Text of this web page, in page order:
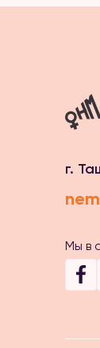
г.
Мы в